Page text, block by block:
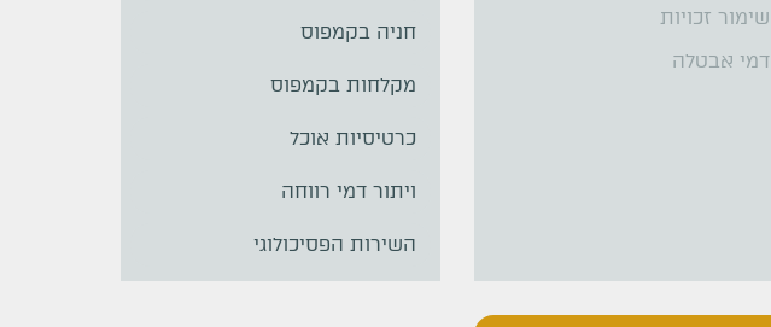
שימור זכויות
דמי אבטלה
חניה בקמפוס
מקלחות בקמפוס
כרטיסיות אוכל
ויתור דמי רווחה
השירות הפסיכולוגי